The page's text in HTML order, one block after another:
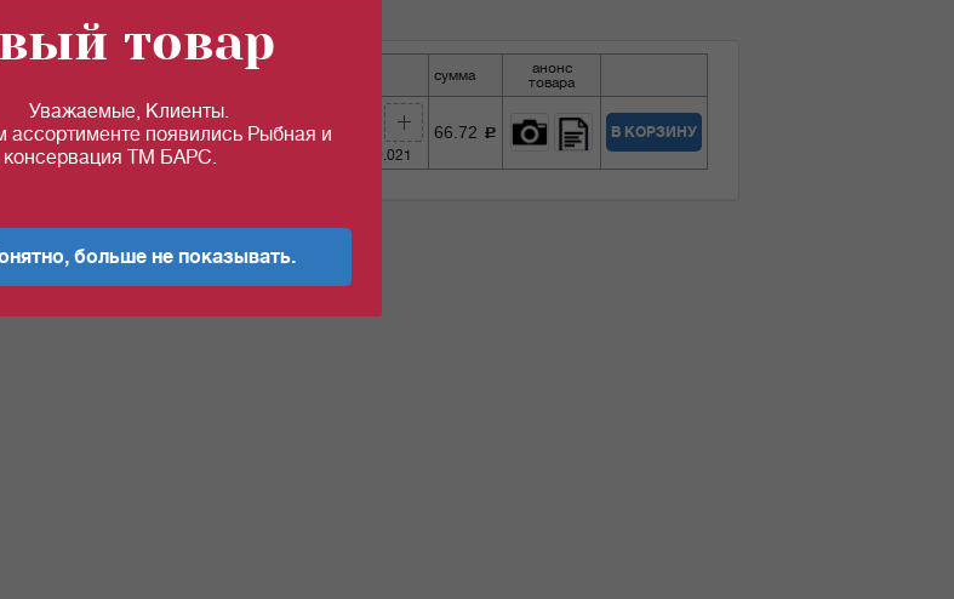
сумма
анонс
товара
шт 66.72c за 1 шт
0.021
66.72 c В КОРЗИНУ
товар
Клиенты.
ассортименте появились Рыбная и
консервация ТМ БАРС.
больше не показывать.